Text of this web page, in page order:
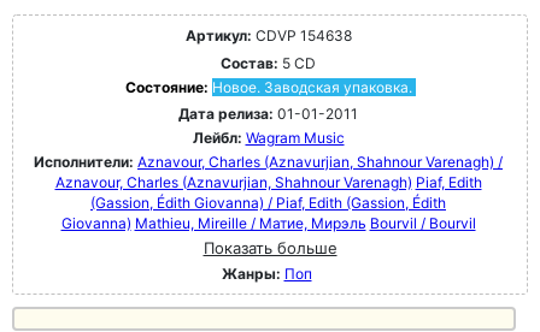
Артикул: CDVP 154638
Состав: 5 CD
Состояние: Новое. Заводская упаковка.
Дата релиза: 01-01-2011
Лейбл: Wagram Music
Исполнители: Aznavour, Charles (Aznavurjian, Shahnour Varenagh) /
Aznavour, Charles (Aznavurjian, Shahnour Varenagh) Piaf, Edith
(Gassion, Édith Giovanna) / Piaf, Edith (Gassion, Édith
Giovanna) Mathieu, Mireille / Матие, Мирэль Bourvil / Bourvil
Показать больше
Жанры: Поп